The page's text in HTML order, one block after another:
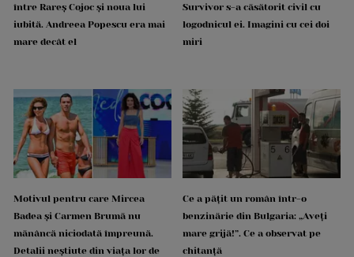
între Rareș Cojoc și noua lui
iubită. Andreea Popescu era mai
mare decât el
Survivor s-a căsătorit civil cu
logodnicul ei. Imagini cu cei doi
miri
Motivul pentru care Mircea
Badea și Carmen Brumă nu
mănâncă niciodată împreună.
Detalii neștiute din viața lor de
Ce a pățit un român într-o
benzinărie din Bulgaria: „Aveți
mare grijă!”. Ce a observat pe
chitanță